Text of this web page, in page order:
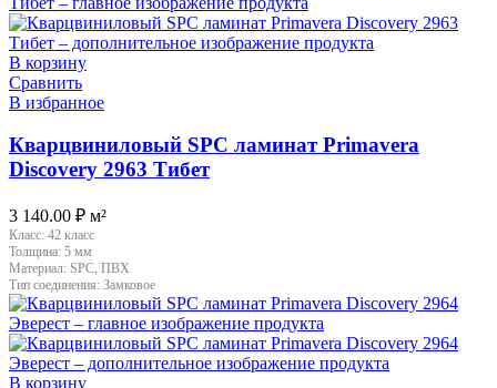
В корзину
Сравнить
В избранное
Кварцвиниловый SPC ламинат Primavera
Discovery 2963 Тибет
3 140.00 ₽ м²
Класс: 42 класс
Толщина: 5 мм
Материал: SPC, ПВХ
Тип соединения: Замковое
В корзину